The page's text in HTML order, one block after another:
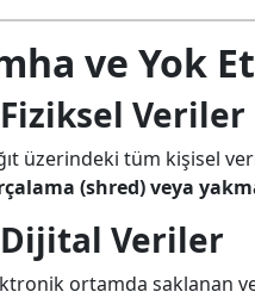
ve Yok
Veriler
üzerindeki tüm kişisel
(shred) veya
Veriler
ortamda saklanan